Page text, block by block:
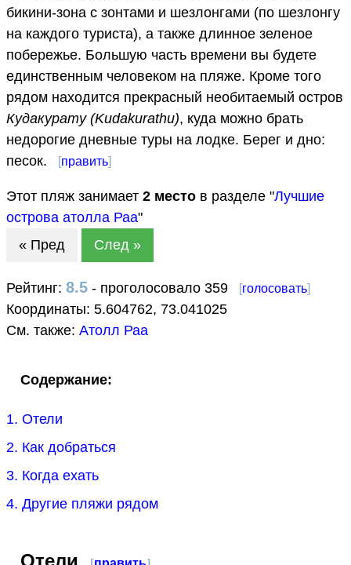
бикини-зона с зонтами и шезлонгами (по шезлонгу
на каждого туриста), а также длинное зеленое
побережье. Большую часть времени вы будете
единственным человеком на пляже. Кроме того
рядом находится прекрасный необитаемый остров
Кудакурату (Kudakurathu), куда можно брать
недорогие дневные туры на лодке. Берег и дно:
песок.
[править]
Этот пляж занимает 2 место в разделе "Лучшие
острова атолла Раа"
« Пред
След »
Рейтинг: 8.5 - проголосовало 359 [голосовать]
Координаты: 5.604762, 73.041025
См. также: Атолл Раа
Содержание:
1. Отели
2. Как добраться
3. Когда ехать
4. Другие пляжи рядом